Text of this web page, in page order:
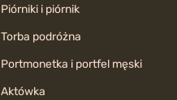
Piórniki i piórnik
Torba podróżna
Portmonetka i portfel męski
Aktówka